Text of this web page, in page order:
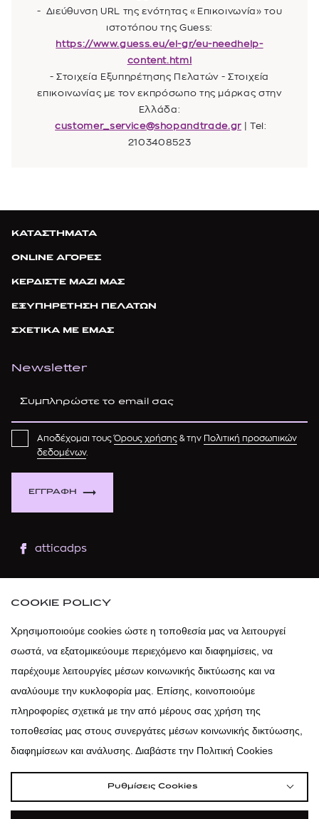
- Διεύθυνση URL της ενότητας «Επικοινωνία» του
ιστοτόπου της Guess:
https://www.guess.eu/el-gr/eu-needhelp-
content.html
- Στοιχεία Εξυπηρέτησης Πελατών - Στοιχεία
επικοινωνίας με τον εκπρόσωπο της μάρκας στην
Ελλάδα:
customer_service@shopandtrade.gr| Tel:
2103408523
ΚΑΤΑΣΤΗΜΑΤΑ
ONLINE ΑΓΟΡΕΣ
ΚΕΡΔΙΣΤΕ ΜΑΖΙ ΜΑΣ
ΕΞΥΠΗΡΕΤΗΣΗ ΠΕΛΑΤΩΝ
ΣΧΕΤΙΚΑ ΜΕ ΕΜΑΣ
Newsletter
ΕΓΓΡΑΦΗ
Αποδέχομαι τουςΌρους χρήσης & την Πολιτική προσωπικών
δεδομένων.
atticadps
atticadps
COOKIE POLICY
Χρησιμοποιούμε cookies ώστε η τοποθεσία μας να λειτουργεί
σωστά, να εξατομικεύουμε περιεχόμενο και διαφημίσεις, να
παρέχουμε λειτουργίες μέσων κοινωνικής δικτύωσης και να
αναλύουμε την κυκλοφορία μας. Επίσης, κοινοποιούμε
πληροφορίες σχετικά με την από μέρους σας χρήση της
τοποθεσίας μας στους συνεργάτες μέσων κοινωνικής δικτύωσης,
διαφημίσεων και ανάλυσης. Διαβάστε την Πολιτική Cookies
Ρυθμίσεις Cookies